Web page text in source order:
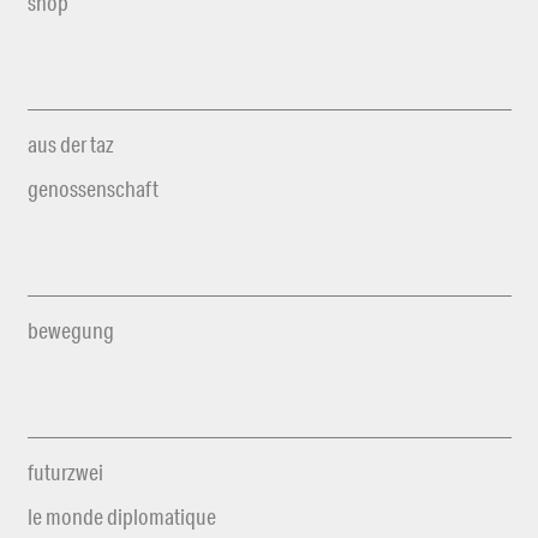
aus der taz
genossenschaft
bewegung
futurzwei
le monde diplomatique